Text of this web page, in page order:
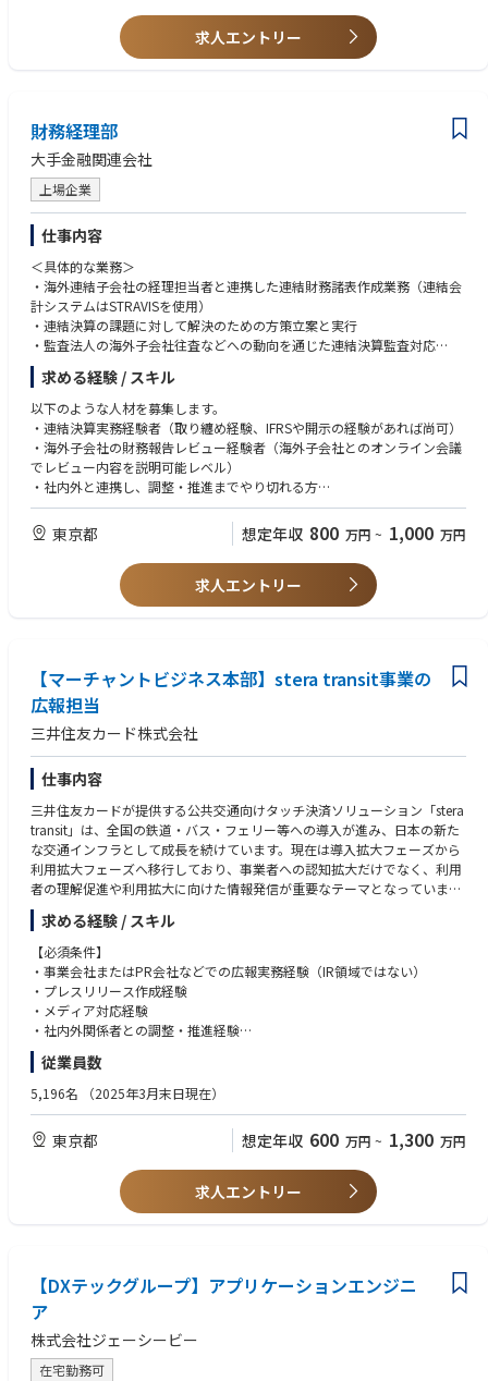
求人エントリー
財務経理部
大手金融関連会社
上場企業
仕事内容
＜具体的な業務＞
・海外連結子会社の経理担当者と連携した連結財務諸表作成業務（連結会
計システムはSTRAVISを使用）
・連結決算の課題に対して解決のための方策立案と実行
・監査法人の海外子会社往査などへの動向を通じた連結決算監査対応
＜ミッション・やりがい＞
日々の連結決算ルーティン業務だけでなく、グループ決算体制の強化と連
結決算業務の円滑化に向けた施策の提案や実行も担うことになるため、単
なる作業者ではなく、真の連結経理マンとして活躍できる場を提供しま
す。そのため、必要な能力とやる気があれば、連結決算のスペシャリスト
としても、また、望むのであれば、管理職としてもキャリアを築くことも
求める経験 / スキル
以下のような人材を募集します。
・連結決算実務経験者（取り纏め経験、IFRSや開示の経験があれば尚可）
・海外子会社の財務報告レビュー経験者（海外子会社とのオンライン会議
でレビュー内容を説明可能レベル）
・社内外と連携し、調整・推進までやり切れる方
英語の資格があればなお可
東京都 想定年収 800 万円 ~ 1,000 万円
求人エントリー
【マーチャントビジネス本部】stera transit事業の
広報担当
三井住友カード株式会社
仕事内容
三井住友カードが提供する公共交通向けタッチ決済ソリューション「stera
transit」は、全国の鉄道・バス・フェリー等への導入が進み、日本の新た
な交通インフラとして成長を続けています。現在は導入拡大フェーズから
利用拡大フェーズへ移行しており、事業者への認知拡大だけでなく、利用
者の理解促進や利用拡大に向けた情報発信が重要なテーマとなっていま
す。
今後は、社内外の関係者と連携しながら広報活動の運営体制を強化し、メ
ディアとの関係構築や情報発信の質を高めることで、事業成長を支える広
報機能の強化を進めていきます。
そこで今回、stera transit事業の広報活動を推進いただく広報担当を募集し
ます。
・stera transitの広報戦略・年間広報計画の策定
・プレスリリースや広報コンテンツの企画・制作
・メディアとの関係構築および取材・記者対応
・記者発表会や各種イベントの企画・運営
・社内外ステークホルダーとの調整・プロジェクト推進
【本ポジションの魅力】
・事業拡大に伴い、広報機能そのものを進化させるフェーズです。広報業
務の標準化や運営体制の整備など、組織づくりにも携わることができま
す。
・リリース配信だけでなく、広報企画・メディア対応・イベント運営・運
営体制整備など広報の上流から下流まで携われます。
求める経験 / スキル
【必須条件】
・事業会社またはPR会社などでの広報実務経験（IR領域ではない）
・プレスリリース作成経験
・メディア対応経験
・社内外関係者との調整・推進経験
【歓迎条件】
・BtoBサービスの広報経験
・SNSやデジタルコミュニケーション施策の企画経験
従業員数
5,196名 （2025年3月末日現在）
東京都 想定年収 600 万円 ~ 1,300 万円
求人エントリー
【DXテックグループ】アプリケーションエンジニ
ア
株式会社ジェーシービー
在宅勤務可